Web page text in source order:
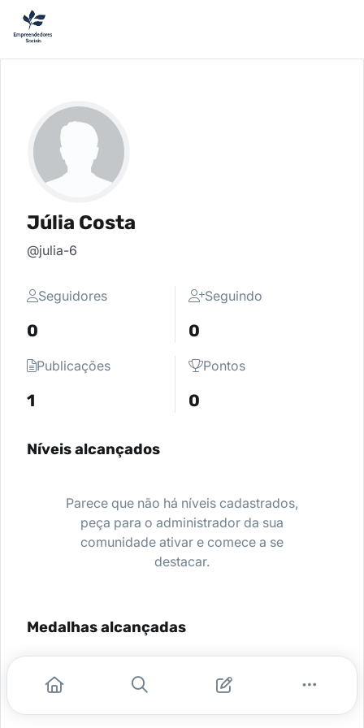
Júlia Costa
@julia-6
Seguidores
0
Seguindo
0
Publicações
1
Pontos
0
Níveis alcançados
Parece que não há níveis cadastrados,
peça para o administrador da sua
comunidade ativar e comece a se
destacar.
Medalhas alcançadas
Nenhuma medalha encontrada